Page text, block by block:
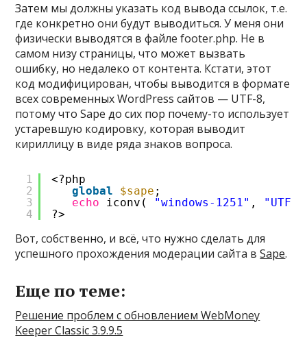
Затем мы должны указать код вывода ссылок, т.е.
где конкретно они будут выводиться. У меня они
физически выводятся в файле footer.php. Не в
самом низу страницы, что может вызвать
ошибку, но недалеко от контента. Кстати, этот
код модифицирован, чтобы выводится в формате
всех современных WordPress сайтов — UTF-8,
потому что Sape до сих пор почему-то использует
устаревшую кодировку, которая выводит
кириллицу в виде ряда знаков вопроса.
1
2
3
4
<?php
global
$sape ;
echo
iconv( "windows-1251" , "UTF-
?>
Вот, собственно, и всё, что нужно сделать для
успешного прохождения модерации сайта вSape.
Еще по теме:
Решение проблем с обновлением WebMoney
Keeper Classic 3.9.9.5